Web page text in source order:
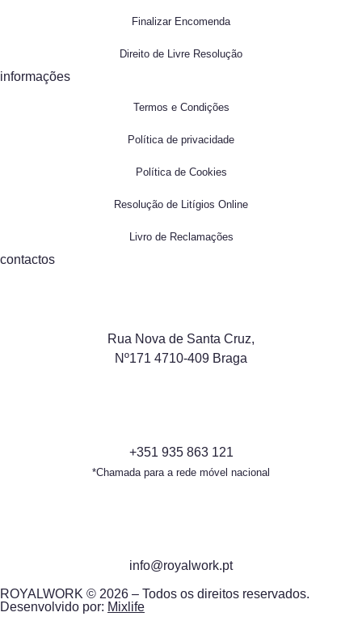
Finalizar Encomenda
Direito de Livre Resolução
informações
Termos e Condições
Política de privacidade
Política de Cookies
Resolução de Litígios Online
Livro de Reclamações
contactos
Rua Nova de Santa Cruz,
Nº171 4710-409 Braga
+351 935 863 121
*Chamada para a rede móvel nacional
info@royalwork.pt
ROYALWORK © 2026 – Todos os direitos reservados.
Desenvolvido por: Mixlife